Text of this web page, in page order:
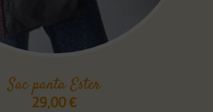
Sac panta Ester
29,00€